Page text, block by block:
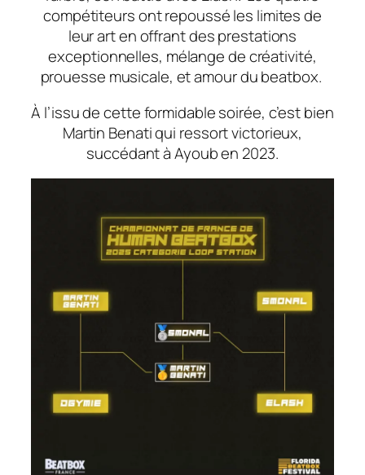
compétiteurs ont repoussé les limites de
leur art en offrant des prestations
exceptionnelles, mélange de créativité,
prouesse musicale, et amour du beatbox.
À l’issu de cette formidable soirée, c’est bien
Martin Benati qui ressort victorieux,
succédant à Ayoub en 2023.